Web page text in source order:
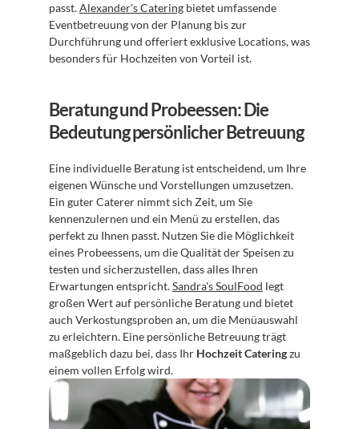
passt. Alexander's Catering bietet umfassende
Eventbetreuung von der Planung bis zur
Durchführung und offeriert exklusive Locations, was
besonders für Hochzeiten von Vorteil ist.
Beratung und Probeessen: Die
Bedeutung persönlicher Betreuung
Eine individuelle Beratung ist entscheidend, um Ihre
eigenen Wünsche und Vorstellungen umzusetzen.
Ein guter Caterer nimmt sich Zeit, um Sie
kennenzulernen und ein Menü zu erstellen, das
perfekt zu Ihnen passt. Nutzen Sie die Möglichkeit
eines Probeessens, um die Qualität der Speisen zu
testen und sicherzustellen, dass alles Ihren
Erwartungen entspricht. Sandra's SoulFood legt
großen Wert auf persönliche Beratung und bietet
auch Verkostungsproben an, um die Menüauswahl
zu erleichtern. Eine persönliche Betreuung trägt
maßgeblich dazu bei, dass Ihr Hochzeit Catering zu
einem vollen Erfolg wird.